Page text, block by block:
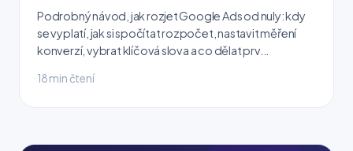
Podrobný návod, jak rozjet Google Ads od nuly: kdy
se vyplatí, jak si spočítat rozpočet, nastavit měření
konverzí, vybrat klíčová slova a co dělat prv...
18 min čtení